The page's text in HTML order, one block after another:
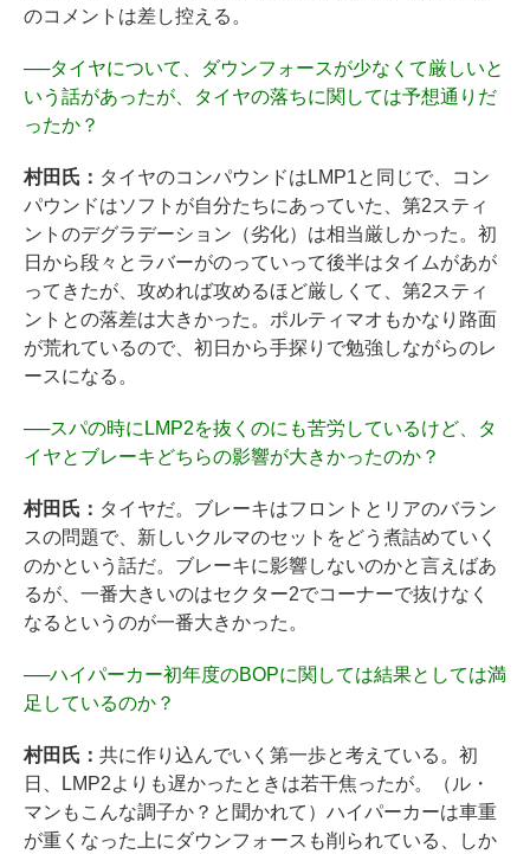
のコメントは差し控える。
──タイヤについて、ダウンフォースが少なくて厳しいと
いう話があったが、タイヤの落ちに関しては予想通りだ
ったか？
村田氏： タイヤのコンパウンドはLMP1と同じで、コン
パウンドはソフトが自分たちにあっていた、第2スティ
ントのデグラデーション（劣化）は相当厳しかった。初
日から段々とラバーがのっていって後半はタイムがあが
ってきたが、攻めれば攻めるほど厳しくて、第2スティ
ントとの落差は大きかった。ポルティマオもかなり路面
が荒れているので、初日から手探りで勉強しながらのレ
ースになる。
──スパの時にLMP2を抜くのにも苦労しているけど、タ
イヤとブレーキどちらの影響が大きかったのか？
村田氏： タイヤだ。ブレーキはフロントとリアのバラン
スの問題で、新しいクルマのセットをどう煮詰めていく
のかという話だ。ブレーキに影響しないのかと言えばあ
るが、一番大きいのはセクター2でコーナーで抜けなく
なるというのが一番大きかった。
──ハイパーカー初年度のBOPに関しては結果としては満
足しているのか？
村田氏： 共に作り込んでいく第一歩と考えている。初
日、LMP2よりも遅かったときは若干焦ったが。（ル・
マンもこんな調子か？と聞かれて）ハイパーカーは車重
が重くなった上にダウンフォースも削られている、しか